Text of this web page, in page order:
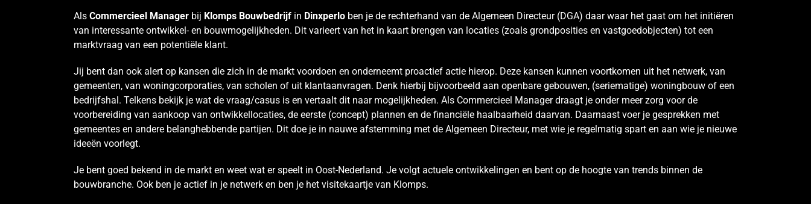
Als Commercieel Manager bij Klomps Bouwbedrijf in Dinxperlo ben je de rechterhand van de Algemeen Directeur (DGA) daar waar het gaat om het initiëren
van interessante ontwikkel- en bouwmogelijkheden. Dit varieert van het in kaart brengen van locaties (zoals grondposities en vastgoedobjecten) tot een
marktvraag van een potentiële klant.
Jij bent dan ook alert op kansen die zich in de markt voordoen en onderneemt proactief actie hierop. Deze kansen kunnen voortkomen uit het netwerk, van
gemeenten, van woningcorporaties, van scholen of uit klantaanvragen. Denk hierbij bijvoorbeeld aan openbare gebouwen, (seriematige) woningbouw of een
bedrijfshal. Telkens bekijk je wat de vraag/casus is en vertaalt dit naar mogelijkheden. Als Commercieel Manager draagt je onder meer zorg voor de
voorbereiding van aankoop van ontwikkellocaties, de eerste (concept) plannen en de financiële haalbaarheid daarvan. Daarnaast voer je gesprekken met
gemeentes en andere belanghebbende partijen. Dit doe je in nauwe afstemming met de Algemeen Directeur, met wie je regelmatig spart en aan wie je nieuwe
ideeën voorlegt.
Je bent goed bekend in de markt en weet wat er speelt in Oost-Nederland. Je volgt actuele ontwikkelingen en bent op de hoogte van trends binnen de
bouwbranche. Ook ben je actief in je netwerk en ben je het visitekaartje van Klomps.